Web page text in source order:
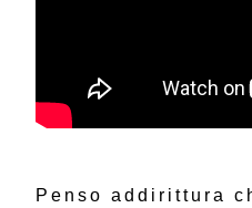
Penso addirittura